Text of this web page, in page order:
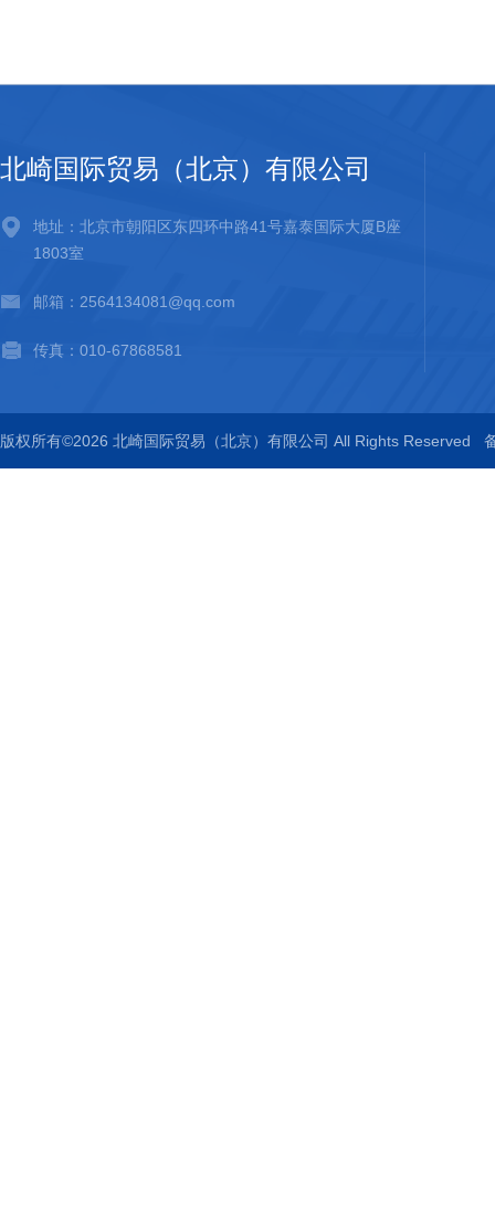
北崎国际贸易（北京）有限公司
地址：北京市朝阳区东四环中路41号嘉泰国际大厦B座
1803室
邮箱：2564134081@qq.com
传真：010-67868581
版权所有©2026 北崎国际贸易（北京）有限公司 All Rights Reserved